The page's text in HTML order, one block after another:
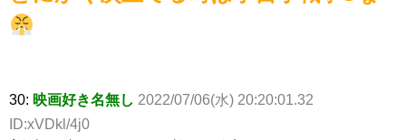
30: 映画好き名無し 2022/07/06(水) 20:20:01.32
ID:xVDkl/4j0